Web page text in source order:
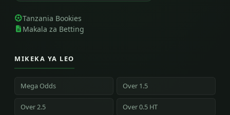
Tanzania Bookies
Makala za Betting
MIKEKA YA LEO
Mega Odds Over 1.5
Over 2.5 Over 0.5 HT